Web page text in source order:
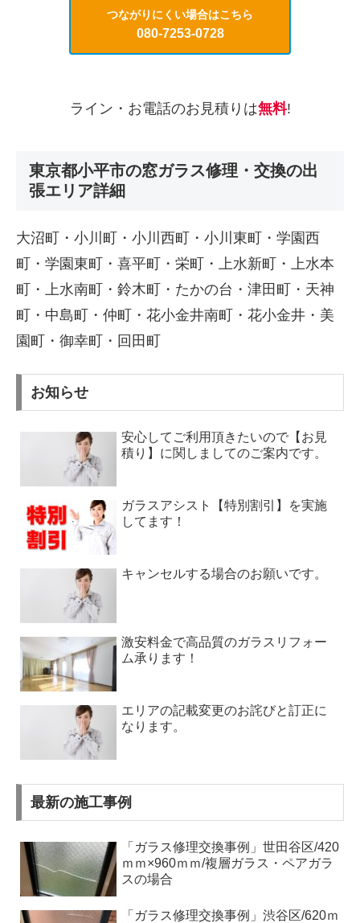
つながりにくい場合はこちら
080-7253-0728
ライン・お電話のお見積りは無料!
東京都小平市の窓ガラス修理・交換の出
張エリア詳細
大沼町・小川町・小川西町・小川東町・学園西
町・学園東町・喜平町・栄町・上水新町・上水本
町・上水南町・鈴木町・たかの台・津田町・天神
町・中島町・仲町・花小金井南町・花小金井・美
園町・御幸町・回田町
お知らせ
安心してご利用頂きたいので【お見
積り】に関しましてのご案内です。
ガラスアシスト【特別割引】を実施
してます！
キャンセルする場合のお願いです。
激安料金で高品質のガラスリフォー
ム承ります！
エリアの記載変更のお詫びと訂正に
なります。
最新の施工事例
「ガラス修理交換事例」世田谷区/420
ｍｍ×960ｍｍ/複層ガラス・ペアガラ
スの場合
「ガラス修理交換事例」渋谷区/620ｍ